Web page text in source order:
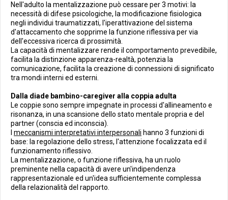
Nell'adulto la mentalizzazione può cessare per 3 motivi: la
necessità di difese psicologiche, la modificazione fisiologica
negli individui traumatizzati, l'iperattivazione del sistema
d'attaccamento che sopprime la funzione riflessiva per via
dell'eccessiva ricerca di prossimità.
La capacità di mentalizzare rende il comportamento prevedibile,
facilita la distinzione apparenza-realtà, potenzia la
comunicazione, facilita la creazione di connessioni di significato
tra mondi interni ed esterni.
Dalla diade bambino-caregiver alla coppia adulta
Le coppie sono sempre impegnate in processi d'allineamento e
risonanza, in una scansione dello stato mentale propria e del
partner (conscia ed inconscia).
meccanismi interpretativi interpersonali hanno 3 funzioni di
base: la regolazione dello stress, l'attenzione focalizzata ed il
funzionamento riflessivo.
La mentalizzazione, o funzione riflessiva, ha un ruolo
preminente nella capacità di avere un'indipendenza
rappresentazionale ed un'idea sufficientemente complessa
della relazionalità del rapporto.